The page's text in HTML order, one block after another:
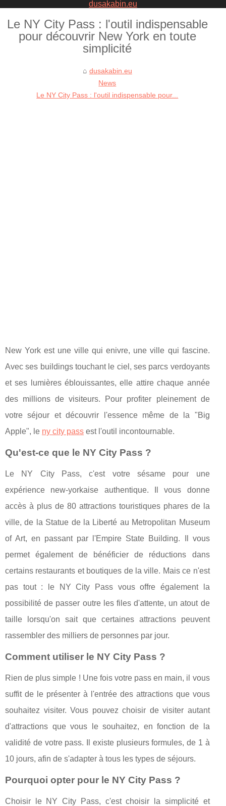
Le NY City Pass : l'outil indispensable
pour découvrir New York en toute
simplicité
dusakabin.eu
News
Le NY City Pass : l'outil indispensable pour...
New York est une ville qui enivre, une ville qui fascine.
Avec ses buildings touchant le ciel, ses parcs verdoyants
et ses lumières éblouissantes, elle attire chaque année
des millions de visiteurs. Pour profiter pleinement de
votre séjour et découvrir l'essence même de la "Big
Apple", le ny city pass est l'outil incontournable.
Qu'est-ce que le NY City Pass ?
Le NY City Pass, c'est votre sésame pour une
expérience new-yorkaise authentique. Il vous donne
accès à plus de 80 attractions touristiques phares de la
ville, de la Statue de la Liberté au Metropolitan Museum
of Art, en passant par l'Empire State Building. Il vous
permet également de bénéficier de réductions dans
certains restaurants et boutiques de la ville. Mais ce n'est
pas tout : le NY City Pass vous offre également la
possibilité de passer outre les files d'attente, un atout de
taille lorsqu'on sait que certaines attractions peuvent
rassembler des milliers de personnes par jour.
Comment utiliser le NY City Pass ?
Rien de plus simple ! Une fois votre pass en main, il vous
suffit de le présenter à l'entrée des attractions que vous
souhaitez visiter. Vous pouvez choisir de visiter autant
d'attractions que vous le souhaitez, en fonction de la
validité de votre pass. Il existe plusieurs formules, de 1 à
10 jours, afin de s'adapter à tous les types de séjours.
Pourquoi opter pour le NY City Pass ?
Choisir le NY City Pass, c'est choisir la simplicité et
dusakabin.eu